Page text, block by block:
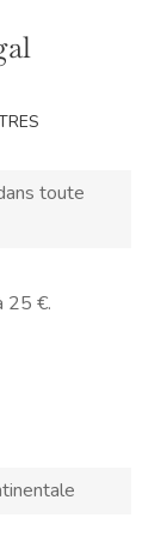
toute
25 €.